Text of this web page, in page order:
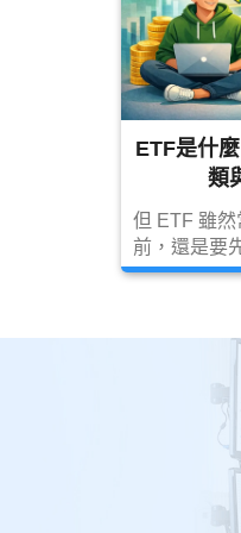
ETF是什
類
但 ETF 雖
前，還是要
什麼？ETF